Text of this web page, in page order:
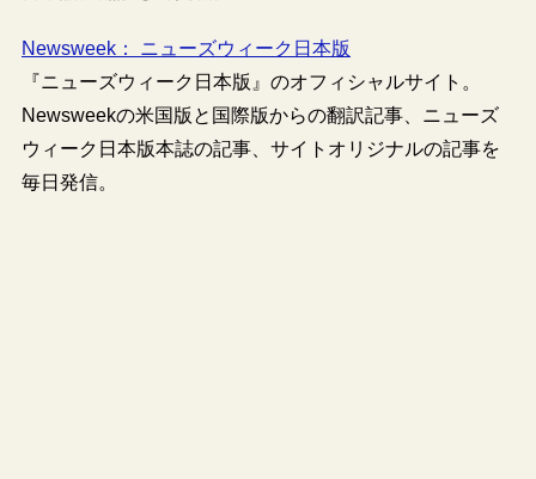
Newsweek： ニューズウィーク日本版
『ニューズウィーク日本版』のオフィシャルサイト。
Newsweekの米国版と国際版からの翻訳記事、ニューズ
ウィーク日本版本誌の記事、サイトオリジナルの記事を
毎日発信。